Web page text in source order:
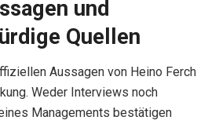
und
Quellen
Aussagen von Heino Ferch
Weder Interviews noch
Managements bestätigen